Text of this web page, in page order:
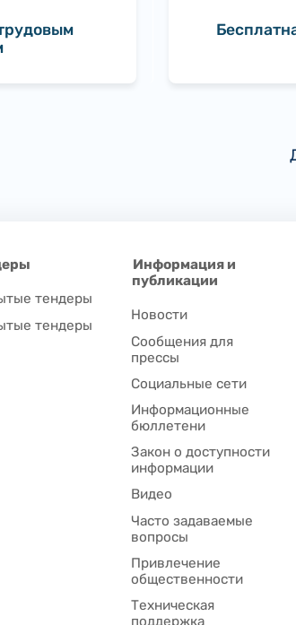
Информация и
публикации
Новости
Сообщения для
прессы
Социальные сети
Информационные
бюллетени
Закон о доступности
информации
Видео
Часто задаваемые
вопросы
Привлечение
общественности
Техническая
поддержка
тендеры
тендеры